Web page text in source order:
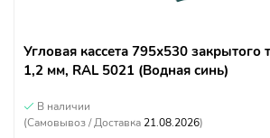
Угловая кассета 795х530 закрытого
1,2 мм, RAL 5021 (Водная синь)
В наличии
(Самовывоз / Доставка 21.08.2026)